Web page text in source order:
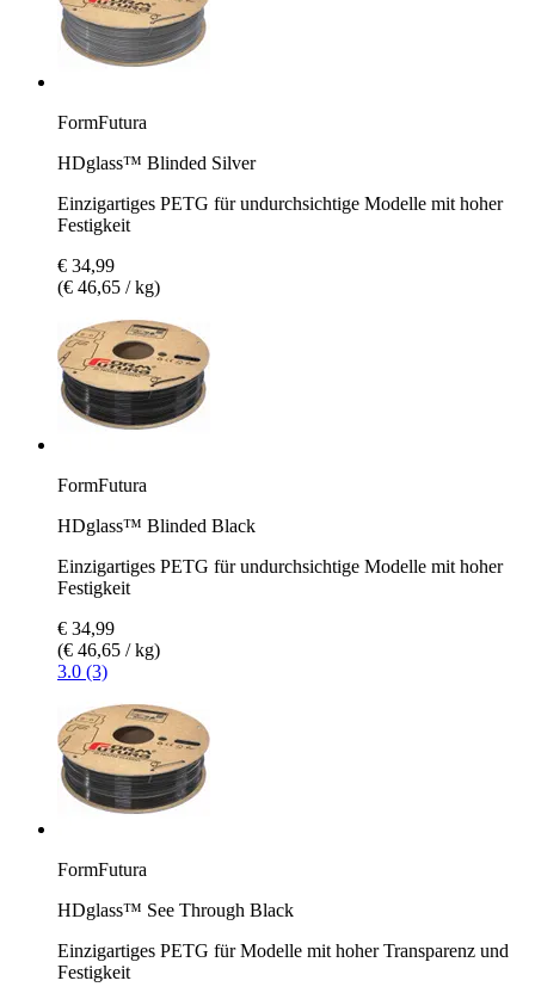
FormFutura
HDglass™ Blinded Silver
Einzigartiges PETG für undurchsichtige Modelle mit hoher
Festigkeit
€ 34,99
(€ 46,65 / kg)
FormFutura
HDglass™ Blinded Black
Einzigartiges PETG für undurchsichtige Modelle mit hoher
Festigkeit
€ 34,99
(€ 46,65 / kg)
3.0 (3)
FormFutura
HDglass™ See Through Black
Einzigartiges PETG für Modelle mit hoher Transparenz und
Festigkeit